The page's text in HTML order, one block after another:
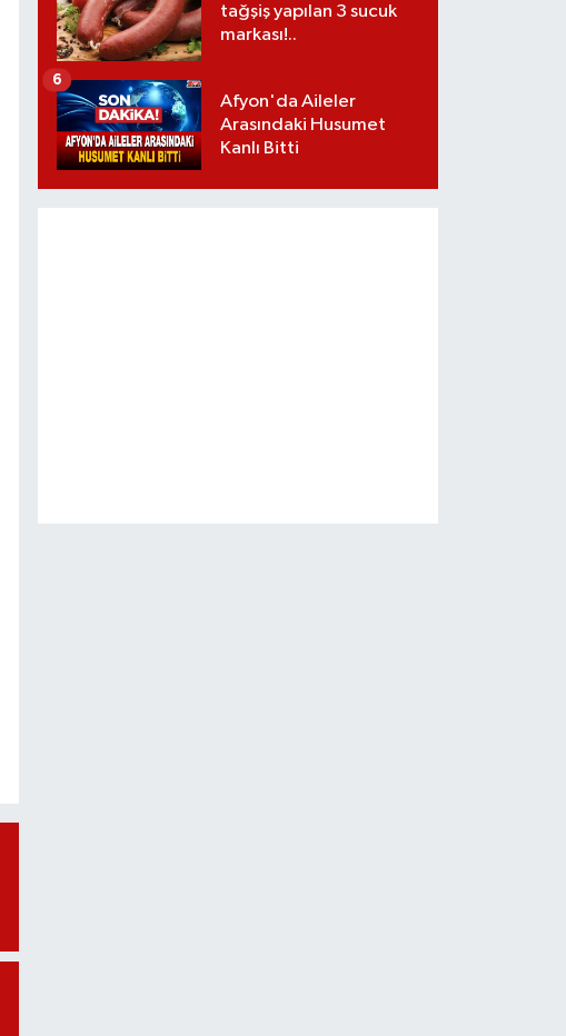
tağşiş yapılan 3 sucuk
markası!..
Afyon'da Aileler
Arasındaki Husumet
Kanlı Bitti
6